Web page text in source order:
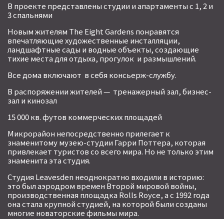
В проекте представлены студии и апартаменты с 1, 2 и
3 спальнями
Новым жителям The Eight Gardens понравятся
впечатляющие художественные инсталляции,
ландшафтные сады и водные объекты, создающие
тихие места для отдыха, прогулок и размышлений.
Все дома включают в себя консьерж-службу.
В распоряжении жителей — тренажерный зал, бизнес-
зал и кинозал
15 000 кв. футов коммерческих площадей
Микрорайон непосредственно прилегает к
знаменитому музею-студии Гарри Поттера, которая
привлекает туристов со всего мира. Но не только этим
знаменита эта студия.
Студия Leavesden неоднократно входили в историю:
это был аэродром времен Второй мировой войны,
производственная площадка Rolls Royce, а с 1992 года
она стала крупной студией, на которой были созданы
многие новаторские фильмы мира.
ОТПРАВИТЬ